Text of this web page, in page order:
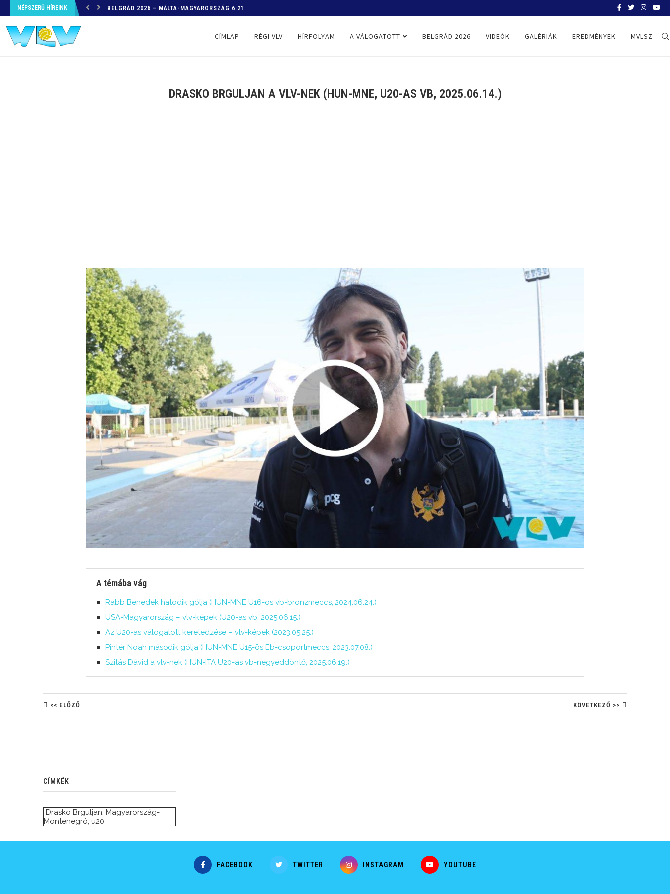
NÉPSZERŰ HÍREINK
CÍMLAP RÉGI VLV HÍRFOLYAM A VÁLOGATOTT BELGRÁD 2026 VIDEÓK GALÉRIÁK EREDMÉNYEK MVLSZ
DRASKO BRGULJAN A VLV-NEK (HUN-MNE, U20-AS VB, 2025.06.14.)
A témába vág
Rabb Benedek hatodik gólja (HUN-MNE U16-os vb-bronzmeccs, 2024.06.24.)
USA-Magyarország – vlv-képek (U20-as vb, 2025.06.15.)
Az U20-as válogatott keretedzése – vlv-képek (2023.05.25.)
Pintér Noah második gólja (HUN-MNE U15-ös Eb-csoportmeccs, 2023.07.08.)
Szitás Dávid a vlv-nek (HUN-ITA U20-as vb-negyeddöntő, 2025.06.19.)
<< ELŐZŐ KÖVETKEZŐ >>
CÍMKÉK
Drasko Brguljan, Magyarország-
Montenegró, u20
FACEBOOK TWITTER INSTAGRAM YOUTUBE